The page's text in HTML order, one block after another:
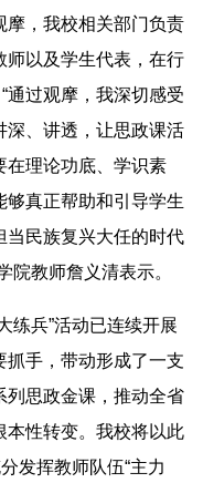
摩，我校相关部门负责
师以及学生代表，在行
通过观摩，我深切感受
深、讲透，让思政课活
在理论功底、学识素
够真正帮助和引导学生
当民族复兴大任的时代
院教师詹义清表示。
练兵”活动已连续开展
抓手，带动形成了一支
列思政金课，推动全省
本性转变。我校将以此
发挥教师队伍“主力